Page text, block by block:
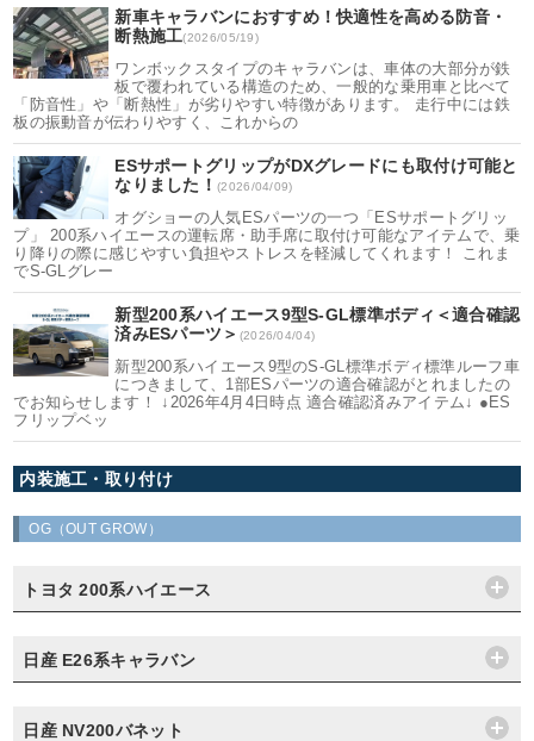
新車キャラバンにおすすめ！快適性を高める防音・
断熱施工(2026/05/19)
ワンボックスタイプのキャラバンは、車体の大部分が鉄
板で覆われている構造のため、一般的な乗用車と比べて
「防音性」や「断熱性」が劣りやすい特徴があります。 走行中には鉄
板の振動音が伝わりやすく、これからの
ESサポートグリップがDXグレードにも取付け可能と
なりました！(2026/04/09)
オグショーの人気ESパーツの一つ「ESサポートグリッ
プ」 200系ハイエースの運転席・助手席に取付け可能なアイテムで、乗
り降りの際に感じやすい負担やストレスを軽減してくれます！ これま
でS-GLグレー
新型200系ハイエース9型S-GL標準ボディ＜適合確認
済みESパーツ＞ (2026/04/04)
新型200系ハイエース9型のS-GL標準ボディ標準ルーフ車
につきまして、1部ESパーツの適合確認がとれましたの
でお知らせします！ ↓2026年4月4日時点 適合確認済みアイテム↓ ●ES
フリップベッ
内装施工・取り付け
OG（OUT GROW）
トヨタ 200系ハイエース
日産 E26系キャラバン
日産 NV200バネット